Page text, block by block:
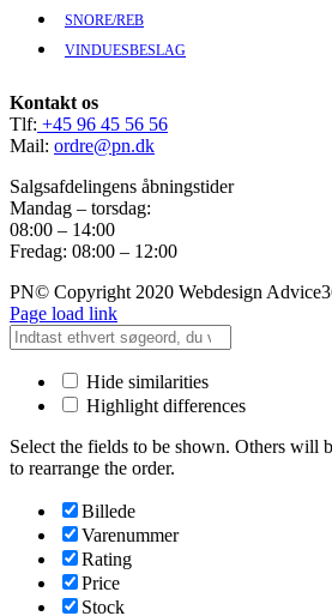
SNORE/REB
VINDUESBESLAG
Kontakt os
Tlf: +45 96 45 56 56
Mail: ordre@pn.dk
Salgsafdelingens åbningstider
Mandag – torsdag:
08:00 – 14:00
Fredag: 08:00 – 12:00
PN© Copyright 2020 Webdesign
Page load link
Hide similarities
Highlight differences
Select the fields to be shown. Others will
to rearrange the order.
Billede
Varenummer
Rating
Price
Stock